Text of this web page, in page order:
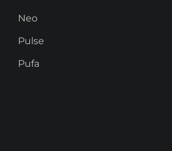
Neo
Pulse
Pufa